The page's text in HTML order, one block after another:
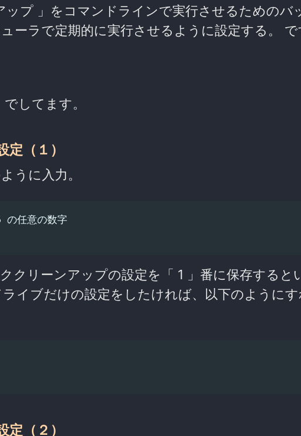
プ 」をコマンドラインで実行させるためのバ
ーラで定期的に実行させるように設定する。 で
してます。
（１）
うに入力。
任意の数字
クリーンアップの設定を「 1 」番に保存すると
イブだけの設定をしたければ、以下のようにす
（２）